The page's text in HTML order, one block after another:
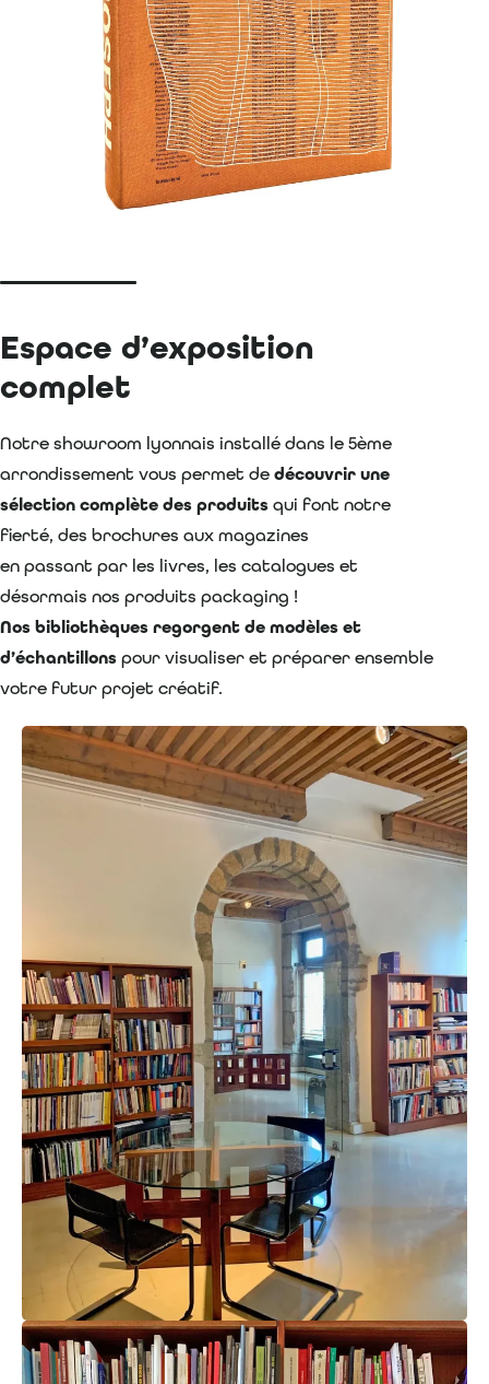
Espace d’exposition
complet
Notre showroom lyonnais installé dans le 5ème
arrondissement vous permet de découvrir une
sélection complète des produits qui font notre
fierté, des brochures aux magazines
en passant par les livres, les catalogues et
désormais nos produits packaging !
Nos bibliothèques regorgent de modèles et
d’échantillons pour visualiser et préparer ensemble
votre futur projet créatif.